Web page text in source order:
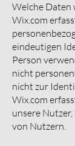
Welche Daten
Wix.com
eindeutigen
Person
nicht
nicht zur
Wix.com
unsere
von Nutzern.